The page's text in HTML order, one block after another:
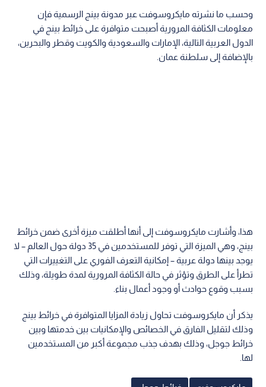
وحسب ما نشرته مايكروسوفت عبر مدونة بينج الرسمية فإن
معلومات الكثافة المرورية أصبحت متوافرة على خرائط بينج في
الدول العربية التالية، الإمارات والسعودية والكويت وقطر والبحرين،
بالإضافة إلى سلطنة عمان.
هذا، وأشارت مايكروسوفت إلى أنها أطلقت ميزة أخرى ضمن خرائط
بينج، وهي الميزة التي توفر للمستخدمين في 35 دولة حول العالم – لا
يوجد بينها دولة عربية – إمكانية التعرف الفوري على التغييرات التي
تطرأ على الطرق وتؤثر في حالة الكثافة المرورية لمدة طويلة، وذلك
بسبب وقوع حوادث أو وجود أعمال بناء.
يذكر أن مايكروسوفت تحاول زيادة المزايا المتوافرة في خرائط بينج
وذلك لتقليل الفارق في الخصائص والإمكانيات بين خدمتها وبين
خرائط جوجل، وذلك بهدف جذب مجموعة أكبر من المستخدمين
لها.